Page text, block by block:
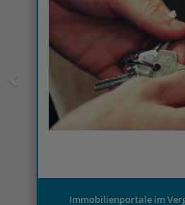
Immobilienportale im